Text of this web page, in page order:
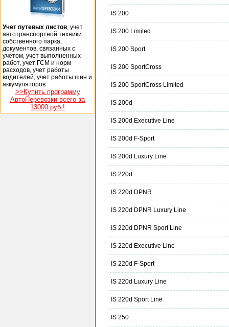
Учет путевых листов , учет
автотранспортной техники
собственного парка,
документов, связанных с
учетом, учет выполненных
работ, учет ГСМ и норм
расходов, учет работы
водителей, учет работы шин и
аккумуляторов
>>Купить программу
АвтоПеревозки всего за
13000 руб.!
IS 200
IS 200 Limited
IS 200 Sport
IS 200 SportCross
IS 200 SportCross Limited
IS 200d
IS 200d Executive Line
IS 200d F-Sport
IS 200d Luxury Line
IS 220d
IS 220d DPNR
IS 220d DPNR Luxury Line
IS 220d DPNR Sport Line
IS 220d Executive Line
IS 220d F-Sport
IS 220d Luxury Line
IS 220d Sport Line
IS 250